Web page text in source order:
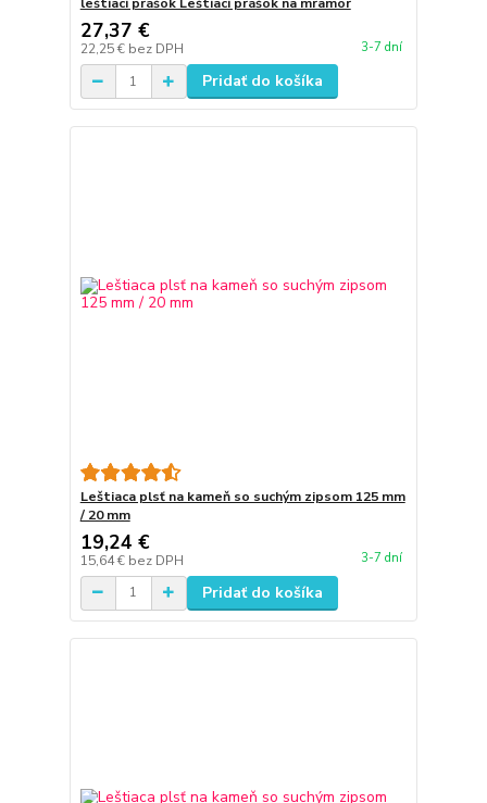
leštiaci prášok Leštiaci prášok na mramor
27,37 €
22,25 € bez DPH 3-7 dní
Pridať do košíka
Leštiaca plsť na kameň so suchým zipsom 125 mm
/ 20 mm
19,24 €
15,64 € bez DPH 3-7 dní
Pridať do košíka